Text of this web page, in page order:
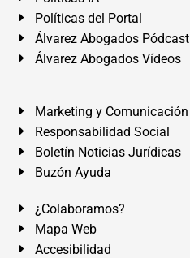
Políticas del Portal
Álvarez Abogados Pódcast
Álvarez Abogados Vídeos
Marketing y Comunicación
Responsabilidad Social
Boletín Noticias Jurídicas
Buzón Ayuda
¿Colaboramos?
Mapa Web
Accesibilidad